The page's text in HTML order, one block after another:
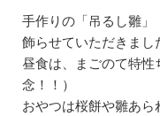
手作りの「吊るし雛
飾らせていただきまし
昼食は、まごのて特
念！！）
おやつは桜餅や雛あら